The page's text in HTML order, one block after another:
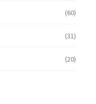
(60)
(31)
(20)